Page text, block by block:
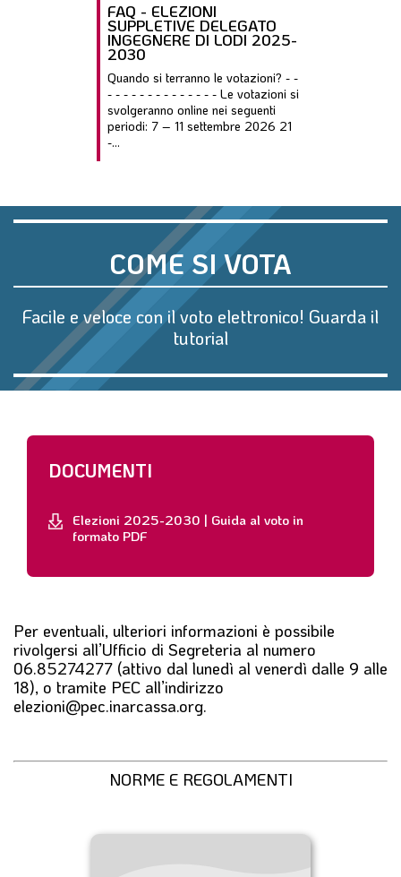
FAQ - ELEZIONI
SUPPLETIVE DELEGATO
INGEGNERE DI LODI 2025-
2030
Quando si terranno le votazioni? - -
- - - - - - - - - - - - - - Le votazioni si
svolgeranno online nei seguenti
periodi: 7 – 11 settembre 2026 21
-...
COME SI VOTA
Facile e veloce con il voto elettronico! Guarda il
tutorial
DOCUMENTI
Elezioni 2025-2030 | Guida al voto in
formato PDF
Per eventuali, ulteriori informazioni è possibile
rivolgersi all’Ufficio di Segreteria al numero
06.85274277 (attivo dal lunedì al venerdì dalle 9 alle
18), o tramite PEC all’indirizzo
elezioni@pec.inarcassa.org.
NORME E REGOLAMENTI